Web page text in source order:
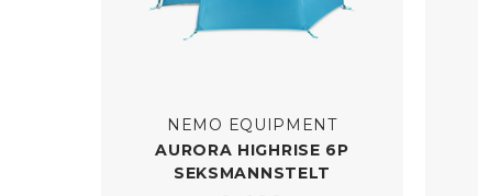
NEMO EQUIPMENT
AURORA HIGHRISE 6P
SEKSMANNSTELT